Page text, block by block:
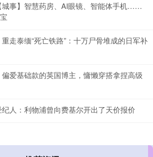
城事】智慧药房、AI眼镜、智能体手机……
走泰缅“死亡铁路”：十万尸骨堆成的日军补
爱基础款的英国博主，慵懒穿搭拿捏高级
人：利物浦曾向费基尔开出了天价报价